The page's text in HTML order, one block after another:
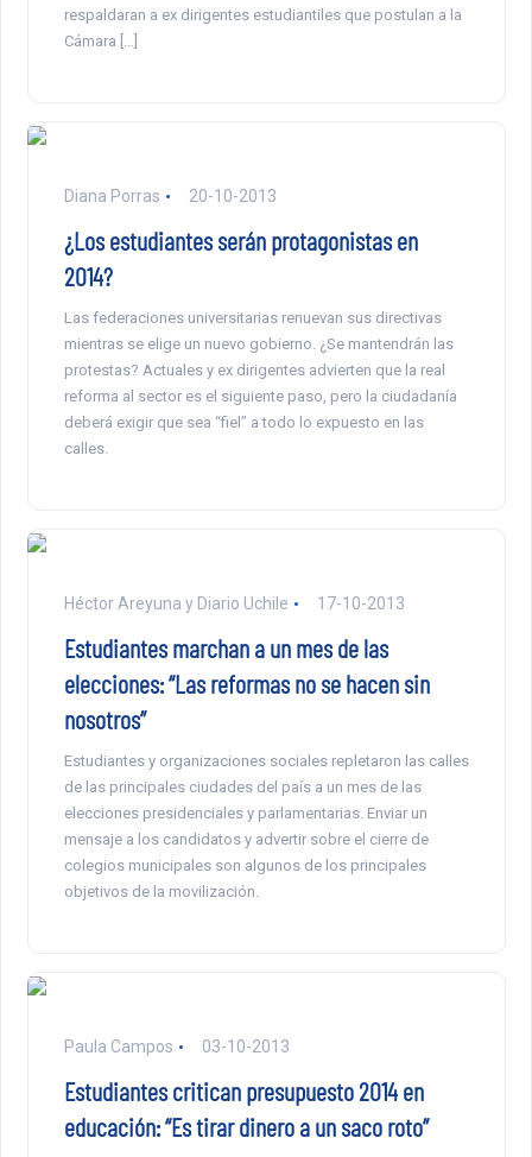
respaldaran a ex dirigentes estudiantiles que postulan a la
Cámara […]
Diana Porras 20-10-2013
¿Los estudiantes serán protagonistas en
2014?
Las federaciones universitarias renuevan sus directivas
mientras se elige un nuevo gobierno. ¿Se mantendrán las
protestas? Actuales y ex dirigentes advierten que la real
reforma al sector es el siguiente paso, pero la ciudadanía
deberá exigir que sea “fiel” a todo lo expuesto en las
calles.
Héctor Areyuna y Diario Uchile 17-10-2013
Estudiantes marchan a un mes de las
elecciones: “Las reformas no se hacen sin
nosotros”
Estudiantes y organizaciones sociales repletaron las calles
de las principales ciudades del país a un mes de las
elecciones presidenciales y parlamentarias. Enviar un
mensaje a los candidatos y advertir sobre el cierre de
colegios municipales son algunos de los principales
objetivos de la movilización.
Paula Campos 03-10-2013
Estudiantes critican presupuesto 2014 en
educación: “Es tirar dinero a un saco roto”